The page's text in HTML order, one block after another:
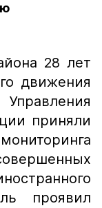
28 лет
движения
приняли
проявил